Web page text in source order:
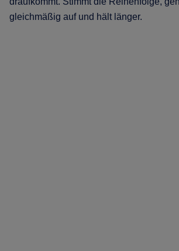
gleichmäßig auf und hält länger.